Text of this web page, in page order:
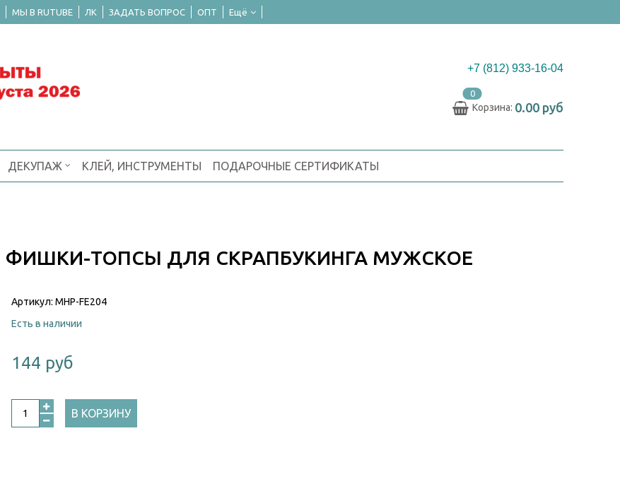
МЫ В RUTUBE ЛК ЗАДАТЬ ВОПРОС ОПТ Ещё
+7 (812) 933-16-04
0
Корзина: 0.00 руб
ДЕКУПАЖ КЛЕЙ, ИНСТРУМЕНТЫ ПОДАРОЧНЫЕ СЕРТИФИКАТЫ
ФИШКИ-ТОПСЫ ДЛЯ СКРАПБУКИНГА МУЖСКОЕ
Артикул: MHP-FE204
Есть в наличии
144 руб
В КОРЗИНУ